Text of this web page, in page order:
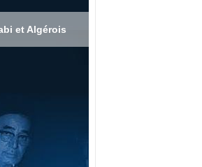
et Algérois